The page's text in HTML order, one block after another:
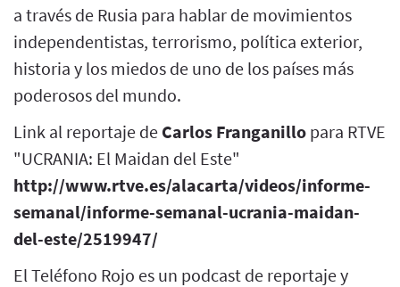
a través de Rusia para hablar de movimientos
independentistas, terrorismo, política exterior,
historia y los miedos de uno de los países más
poderosos del mundo.
Link al reportaje de Carlos Franganillo para RTVE
"UCRANIA: El Maidan del Este"
http://www.rtve.es/alacarta/videos/informe-
semanal/informe-semanal-ucrania-maidan-
del-este/2519947/
El Teléfono Rojo es un podcast de reportaje y